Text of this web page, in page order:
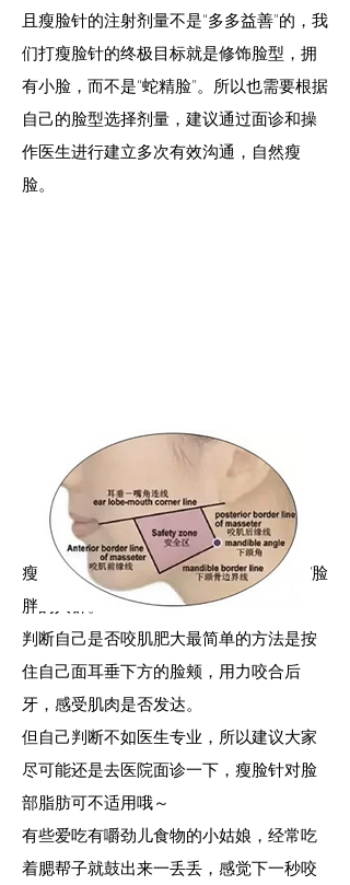
且瘦脸针的注射剂量不是“多多益善”的，我
们打瘦脸针的终极目标就是修饰脸型，拥
有小脸，而不是“蛇精脸”。所以也需要根据
自己的脸型选择剂量，建议通过面诊和操
作医生进行建立多次有效沟通，自然瘦
脸。
-你适合打瘦 脸针吗-
瘦脸针仅适合因为咬肌肥大而脸大/脸圆/脸
胖的人群。
判断自己是否咬肌肥大最简单的方法是按
住自己面耳垂下方的脸颊，用力咬合后
牙，感受肌肉是否发达。
但自己判断不如医生专业，所以建议大家
尽可能还是去医院面诊一下，瘦脸针对脸
部脂肪可不适用哦～
有些爱吃有嚼劲儿食物的小姑娘，经常吃
着腮帮子就鼓出来一丢丢，感觉下一秒咬